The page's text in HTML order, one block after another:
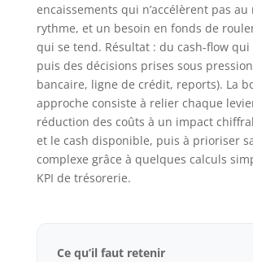
encaissements qui n’accélèrent pas au
rythme, et un besoin en fonds de
qui se tend. Résultat : du cash-flow qui
puis des décisions prises sous
bancaire, ligne de crédit, reports). La
approche consiste à relier chaque
réduction des coûts à un impact
et le cash disponible, puis à prioriser
complexe grâce à quelques calculs
KPI de trésorerie.
Ce qu’il faut retenir